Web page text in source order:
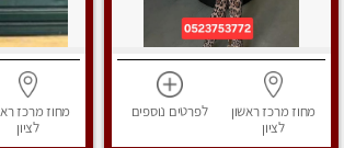
מחוז מרכזראשון
לציון
לפרטים נוספים מחוז מרכז
לציון